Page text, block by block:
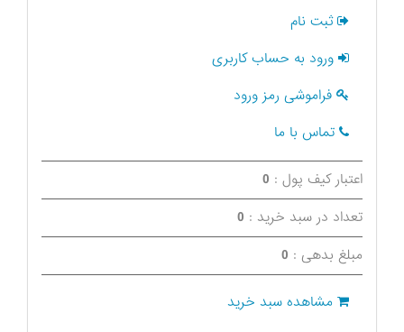
ثبت نام
ورود به حساب کاربری
فراموشی رمز ورود
تماس با ما
اعتبار کیف پول : 0
تعداد در سبد خرید : 0
مبلغ بدهی : 0
مشاهده سبد خرید